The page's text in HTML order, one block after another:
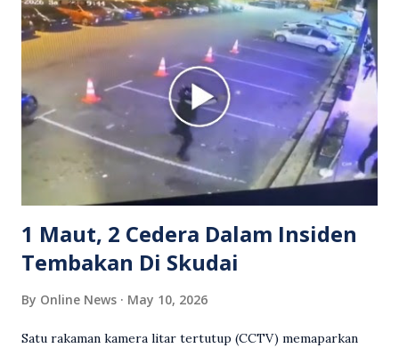
berlaku pertikaman lidah antara kedua-dua pihak. Video
berkenaan kini tular di media sosial dan mendapat pelbagai
reaksi orang ramai. Antara komen orang awam yang tular di
media sosial mengenai insiden tersebut ialah ramai yang
meluahkan rasa marah terhadap tindakan lelaki berkenaan
serta memuji pemandu Grab kerana campur tangan.
Sebahagian netizen turut meminta pihak berkuasa
mengambil tindakan tegas, manakala ada yang bersimpati
terhadap wanita dipercayai menjadi mangs...
1 Maut, 2 Cedera Dalam Insiden
Tembakan Di Skudai
By Online News May 10, 2026
Satu rakaman kamera litar tertutup (CCTV) memaparkan